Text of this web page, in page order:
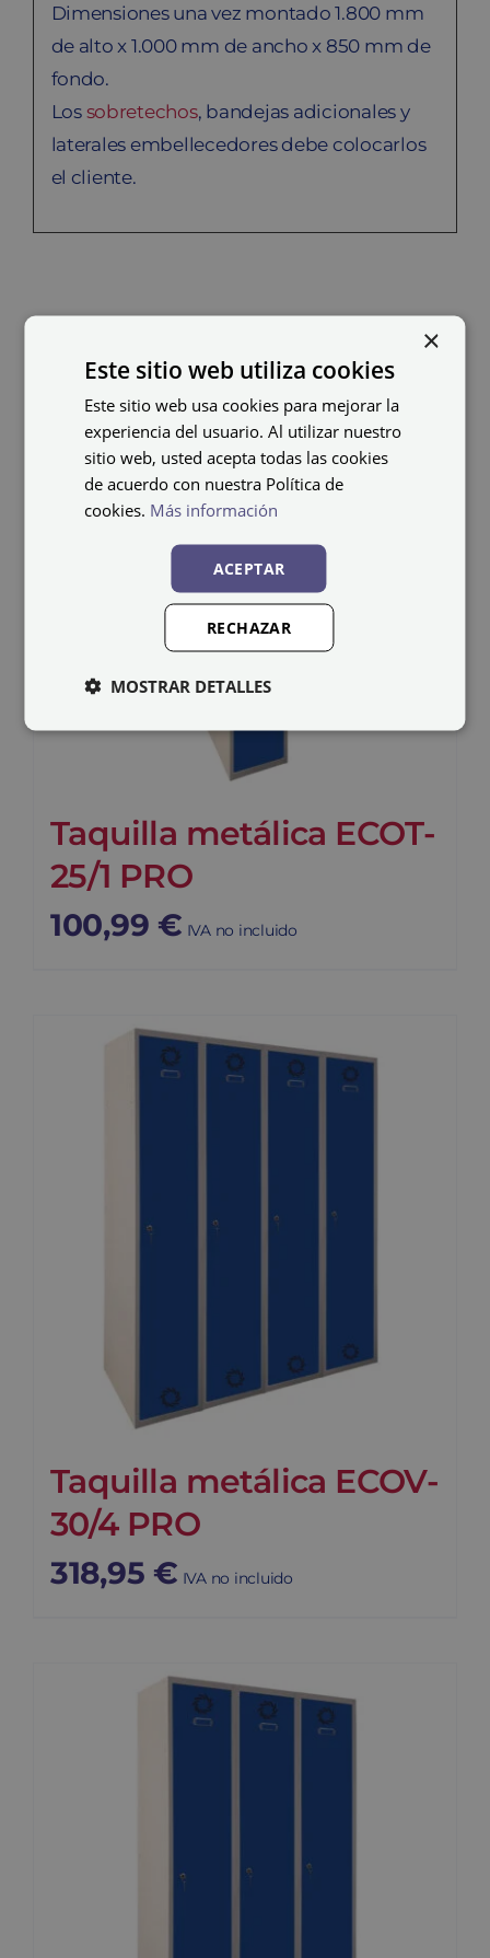
Dimensiones una vez montado 1.800 mm
de alto x 1.000 mm de ancho x 850 mm de
fondo.
Los sobretechos, bandejas adicionales y
laterales embellecedores debe colocarlos
el cliente.
Taquilla metálica ECOT-
25/1 PRO
100,99 € IVA no incluido
Taquilla metálica ECOV-
30/4 PRO
318,95 € IVA no incluido
×
Este sitio web utiliza cookies
Este sitio web usa cookies para mejorar la
experiencia del usuario. Al utilizar nuestro
sitio web, usted acepta todas las cookies
de acuerdo con nuestra Política de
cookies. Más información
ACEPTAR
RECHAZAR
MOSTRAR DETALLES